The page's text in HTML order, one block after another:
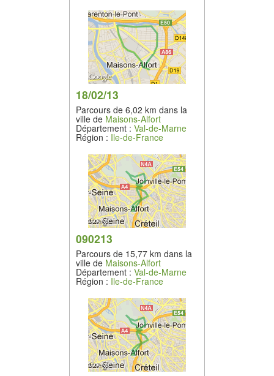
18/02/13
Parcours de 6,02 km dans la
ville de Maisons-Alfort
Département : Val-de-Marne
Région : Ile-de-France
090213
Parcours de 15,77 km dans la
ville de Maisons-Alfort
Département : Val-de-Marne
Région : Ile-de-France